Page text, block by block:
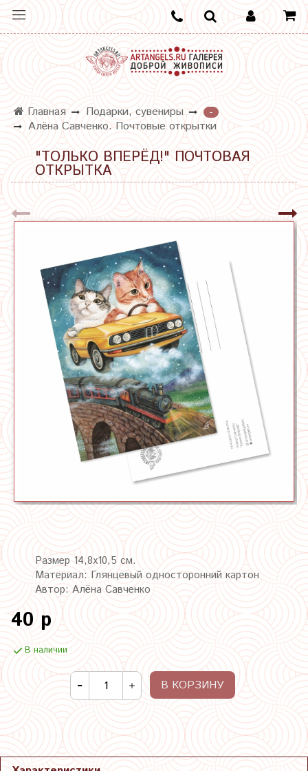
Главная Подарки, сувениры
-
Алёна Савченко. Почтовые открытки
"ТОЛЬКО ВПЕРЁД!" ПОЧТОВАЯ
ОТКРЫТКА
Размер 14,8х10,5 см.
Материал: Глянцевый односторонний картон
Автор: Алёна Савченко
40 р
В наличии
В КОРЗИНУ